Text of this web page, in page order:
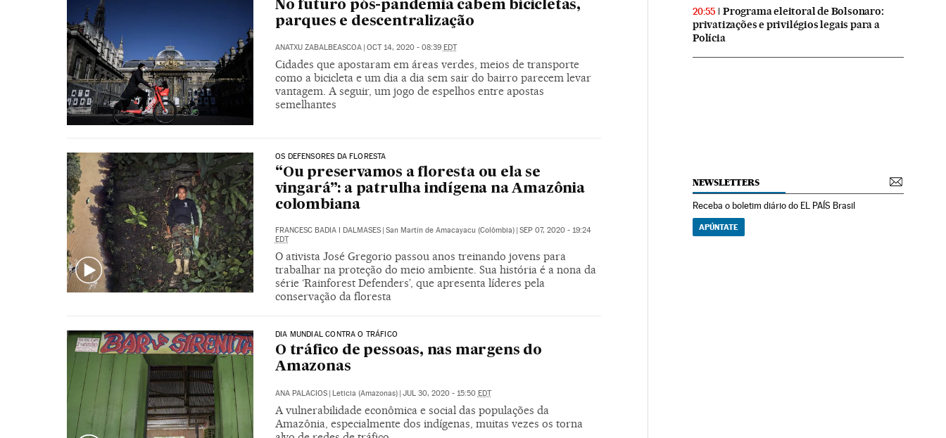
No futuro pós-pandemia cabem bicicletas,
parques e descentralização
ANATXU ZABALBEASCOA | OCT 14, 2020 - 08:39 EDT
Cidades que apostaram em áreas verdes, meios de transporte
como a bicicleta e um dia a dia sem sair do bairro parecem levar
vantagem. A seguir, um jogo de espelhos entre apostas
semelhantes
OS DEFENSORES DA FLORESTA
“Ou preservamos a floresta ou ela se
vingará”: a patrulha indígena na Amazônia
colombiana
FRANCESC BADIA I DALMASES | San Martín de Amacayacu (Colômbia) | SEP 07, 2020 - 19:24
EDT
O ativista José Gregorio passou anos treinando jovens para
trabalhar na proteção do meio ambiente. Sua história é a nona da
série ‘Rainforest Defenders’, que apresenta líderes pela
conservação da floresta
DIA MUNDIAL CONTRA O TRÁFICO
O tráfico de pessoas, nas margens do
Amazonas
ANA PALACIOS | Leticia (Amazonas) | JUL 30, 2020 - 15:50 EDT
A vulnerabilidade econômica e social das populações da
Amazônia, especialmente dos indígenas, muitas vezes os torna
20:55
Programa eleitoral de Bolsonaro:
privatizações e privilégios legais para a
Polícia
NEWSLETTERS
Receba o boletim diário do EL PAÍS Brasil
APÚNTATE